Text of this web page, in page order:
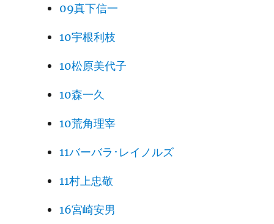
09真下信一
10宇根利枝
10松原美代子
10森一久
10荒角理宰
11バーバラ･レイノルズ
11村上忠敬
16宮崎安男